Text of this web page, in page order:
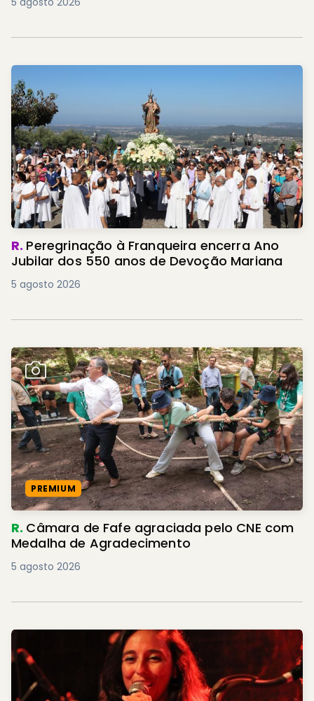
R. Peregrinação à Franqueira encerra Ano
Jubilar dos 550 anos de Devoção Mariana
5 agosto 2026
PREMIUM
R. Câmara de Fafe agraciada pelo CNE com
Medalha de Agradecimento
5 agosto 2026